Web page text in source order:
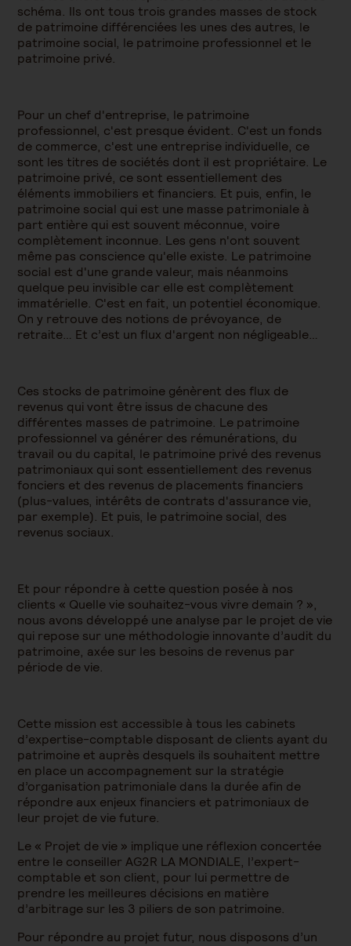
schéma. Ils ont tous trois grandes masses de stock
de patrimoine différenciées les unes des autres, le
patrimoine social, le patrimoine professionnel et le
patrimoine privé.
Pour un chef d'entreprise, le patrimoine
professionnel, c'est presque évident. C'est un fonds
de commerce, c'est une entreprise individuelle, ce
sont les titres de sociétés dont il est propriétaire. Le
patrimoine privé, ce sont essentiellement des
éléments immobiliers et financiers. Et puis, enfin, le
patrimoine social qui est une masse patrimoniale à
part entière qui est souvent méconnue, voire
complètement inconnue. Les gens n'ont souvent
même pas conscience qu'elle existe. Le patrimoine
social est d'une grande valeur, mais néanmoins
quelque peu invisible car elle est complètement
immatérielle. C'est en fait, un potentiel économique.
On y retrouve des notions de prévoyance, de
retraite… Et c’est un flux d'argent non négligeable…
Ces stocks de patrimoine génèrent des flux de
revenus qui vont être issus de chacune des
différentes masses de patrimoine. Le patrimoine
professionnel va générer des rémunérations, du
travail ou du capital, le patrimoine privé des revenus
patrimoniaux qui sont essentiellement des revenus
fonciers et des revenus de placements financiers
(plus-values, intérêts de contrats d'assurance vie,
par exemple). Et puis, le patrimoine social, des
revenus sociaux.
Et pour répondre à cette question posée à nos
clients « Quelle vie souhaitez-vous vivre demain ? »,
nous avons développé une analyse par le projet de vie
qui repose sur une méthodologie innovante d’audit du
patrimoine, axée sur les besoins de revenus par
période de vie.
Cette mission est accessible à tous les cabinets
d’expertise-comptable disposant de clients ayant du
patrimoine et auprès desquels ils souhaitent mettre
en place un accompagnement sur la stratégie
d’organisation patrimoniale dans la durée afin de
répondre aux enjeux financiers et patrimoniaux de
leur projet de vie future.
Le « Projet de vie » implique une réflexion concertée
entre le conseiller AG2R LA MONDIALE, l’expert-
comptable et son client, pour lui permettre de
prendre les meilleures décisions en matière
d’arbitrage sur les 3 piliers de son patrimoine.
Pour répondre au projet futur, nous disposons d’un